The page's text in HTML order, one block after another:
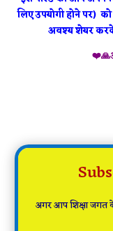
लिए उपयोगी होने पर)
अवश्य शेयर
अगर आप शिक्षा जगत